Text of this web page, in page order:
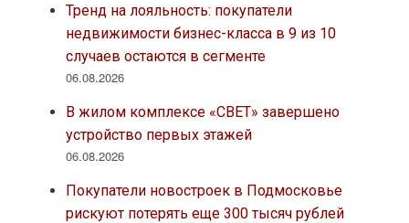
Тренд на лояльность: покупатели
недвижимости бизнес-класса в 9 из 10
случаев остаются в сегменте
06.08.2026
В жилом комплексе «СВЕТ» завершено
устройство первых этажей
06.08.2026
Покупатели новостроек в Подмосковье
рискуют потерять еще 300 тысяч рублей